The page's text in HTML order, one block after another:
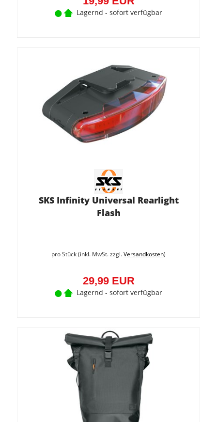
Lagernd - sofort verfügbar
SKS Infinity Universal Rearlight
Flash
pro Stück (inkl. MwSt. zzgl.Versandkosten)
29,99 EUR
Lagernd - sofort verfügbar